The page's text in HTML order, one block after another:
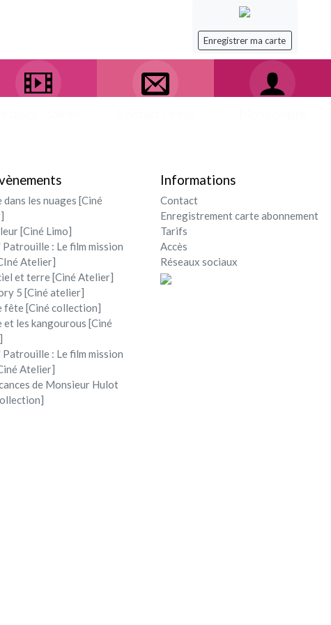
Enregistrer ma carte
dans les nuages [Ciné
[Ciné Limo]
Patrouille : Le film mission
Atelier]
et terre [Ciné Atelier]
5 [Ciné atelier]
fête [Ciné collection]
et les kangourous [Ciné
Patrouille : Le film mission
Atelier]
de Monsieur Hulot
Informations
Contact
Enregistrement carte abonnement
Tarifs
Accès
Réseaux sociaux